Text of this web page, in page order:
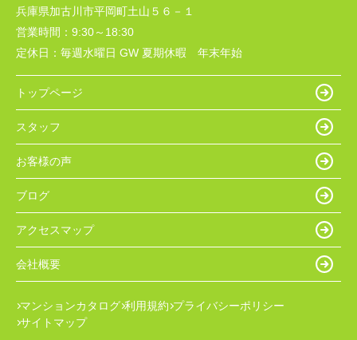
兵庫県加古川市平岡町土山５６－１
営業時間： 9:30～18:30
定休日： 毎週水曜日 GW 夏期休暇 年末年始
トップページ
スタッフ
お客様の声
ブログ
アクセスマップ
会社概要
マンションカタログ 利用規約 プライバシーポリシー
サイトマップ